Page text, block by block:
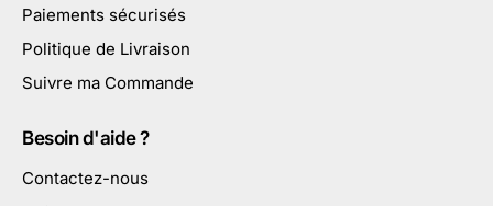
Paiements sécurisés
Politique de Livraison
Suivre ma Commande
Besoin d'aide ?
Contactez-nous